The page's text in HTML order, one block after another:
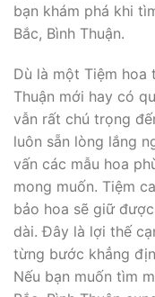
bạn khám phá khi
Bắc, Bình Thuận.
Dù là một Tiệm hoa
Thuận mới hay có
vẫn rất chú trọng
luôn sẵn lòng lắng
vấn các mẫu hoa
mong muốn. Tiệm
bảo hoa sẽ giữ
dài. Đây là lợi thế
từng bước khẳng
Nếu bạn muốn tìm